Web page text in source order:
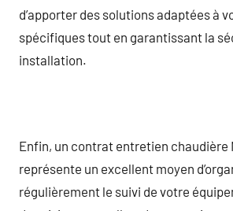
d’apporter des solutions adaptées à
spécifiques tout en garantissant la
installation.
Enfin, un contrat entretien chaudière
représente un excellent moyen
régulièrement le suivi de votre